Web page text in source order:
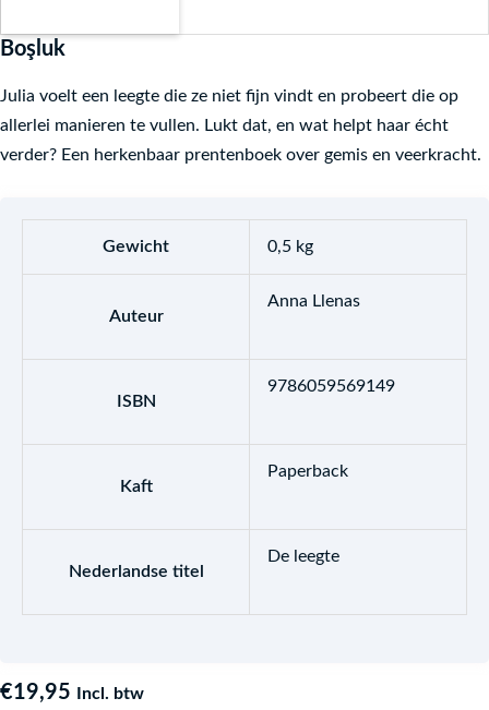
Boşluk
Julia voelt een leegte die ze niet fijn vindt en probeert die op
allerlei manieren te vullen. Lukt dat, en wat helpt haar écht
verder? Een herkenbaar prentenboek over gemis en veerkracht.
Gewicht 0,5 kg
Auteur
Anna Llenas
ISBN
9786059569149
Kaft
Paperback
Nederlandse titel
De leegte
€19,95 Incl. btw